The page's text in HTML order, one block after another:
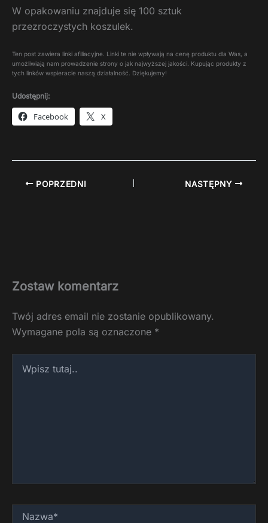
W opakowaniu znajduje się 100 sztuk
przezroczystych koszulek.
Ten post zawiera linki afiliacyjne. Linki te nie wpływają na cenę produktu dla Was, a
umożliwiają nam prowadzenie strony o jak najwyższej jakości. Kupując produkty z
tych linków wspieracie naszą działalność. Dziękujemy!
Udostępnij:
Facebook X
POPRZEDNI NASTĘPNY
Zostaw komentarz
Twój adres email nie zostanie opublikowany.
Wymagane pola są oznaczone *
tutaj..